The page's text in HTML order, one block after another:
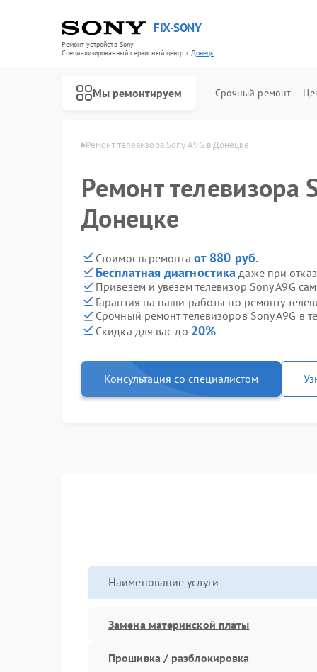
FIX-SONY
Ремонт устройств Sony
Специализированный cервисный центр г.Донецк
Мы ремонтируем Срочный ремонт
Sony в Донецке Ремонт телевизора Sony A9G в Донецке
Ремонт телевизора
Донецке
Стоимость ремонта от 880 руб.
Бесплатная диагностика даже при
Привезем и увезем телевизор Sony A9G
Гарантия на наши работы по ремонту
Срочный ремонт телевизоров Sony A9G в
Скидка для вас до 20%
Консультация со специалистом
Наименование услуги
Замена материнской платы
Прошивка / разблокировка